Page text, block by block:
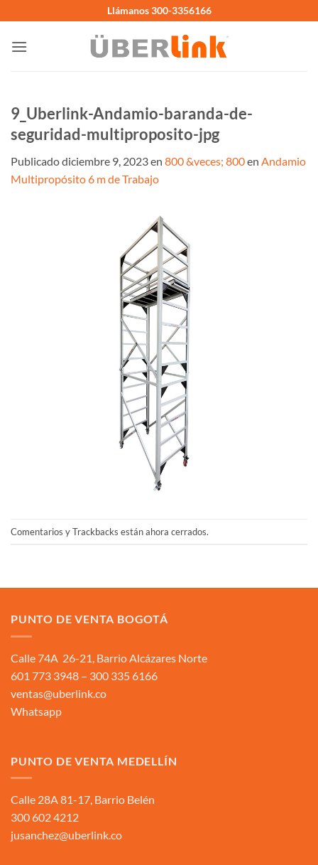
al
contenido
Llámanos 300-3356166
9_Uberlink-Andamio-baranda-de-
seguridad-multiproposito-jpg
Publicadodiciembre 9, 2023en 800 &veces; 800en Andamio
Multipropósito 6 m de Trabajo
Comentarios y Trackbacks están ahora cerrados.
PUNTO DE VENTA BOGOTÁ
Calle 74A 26-21, Barrio Alcázares Norte
601 773 3948 – 300 335 6166
ventas@uberlink.co
Whatsapp
PUNTO DE VENTA MEDELLÍN
Calle 28A 81-17, Barrio Belén
300 602 4212
jusanchez@uberlink.co